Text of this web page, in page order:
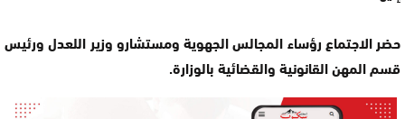
حضر الاجتماع رؤساء المجالس الجهوية ومستشارو وزير اللعدل ورئيس
قسم المهن القانونية والقضائية بالوزارة.